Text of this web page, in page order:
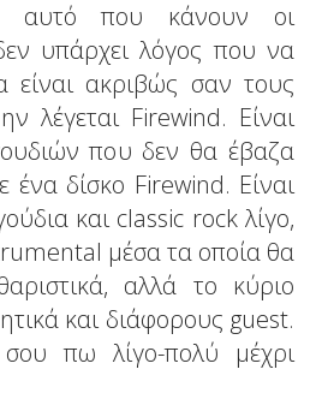
αυτό που κάνουν οι
υπάρχει λόγος που να
ακριβώς σαν τους
λέγεται Firewind. Είναι
που δεν θα έβαζα
ένα δίσκο Firewind. Είναι
και classic rock λίγο,
μέσα τα οποία θα
αλλά το κύριο
και διάφορους guest.
πω λίγο-πολύ μέχρι